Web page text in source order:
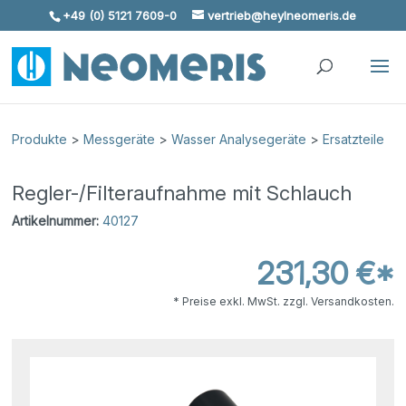
Skip To Content
+49 (0) 5121 7609-0 vertrieb@heylneomeris.de
Produkte >Messgeräte >Wasser Analysegeräte >Ersatzteile
Regler-/Filteraufnahme mit Schlauch
Artikelnummer: 40127
231,30 €*
* Preise exkl. MwSt. zzgl. Versandkosten.